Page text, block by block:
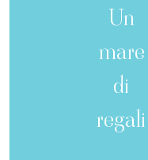
Un
mare
di
regali